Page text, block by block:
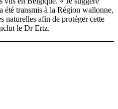
été transmis à la Région wallonne,
naturelles afin de protéger cette
le Dr Ertz.